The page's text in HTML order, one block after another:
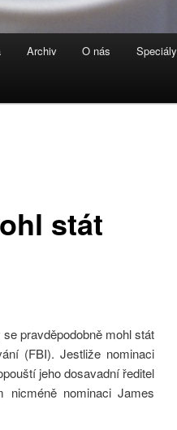
Archiv O nás Speciály
stát
pravděpodobně mohl stát
(FBI). Jestliže nominaci
jeho dosavadní ředitel
nominaci James